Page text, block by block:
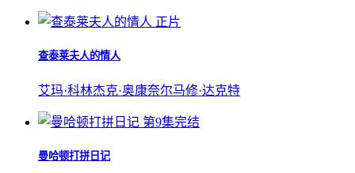
正片
查泰莱夫人的情人
艾玛·科林杰克·奥康奈尔马修·达克特
第9集完结
曼哈顿打拼日记